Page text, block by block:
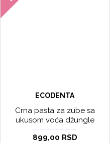
ECODENTA
Crna pasta za zube sa
ukusom voća džungle
Ecodenta 75 ml
899,00 RSD